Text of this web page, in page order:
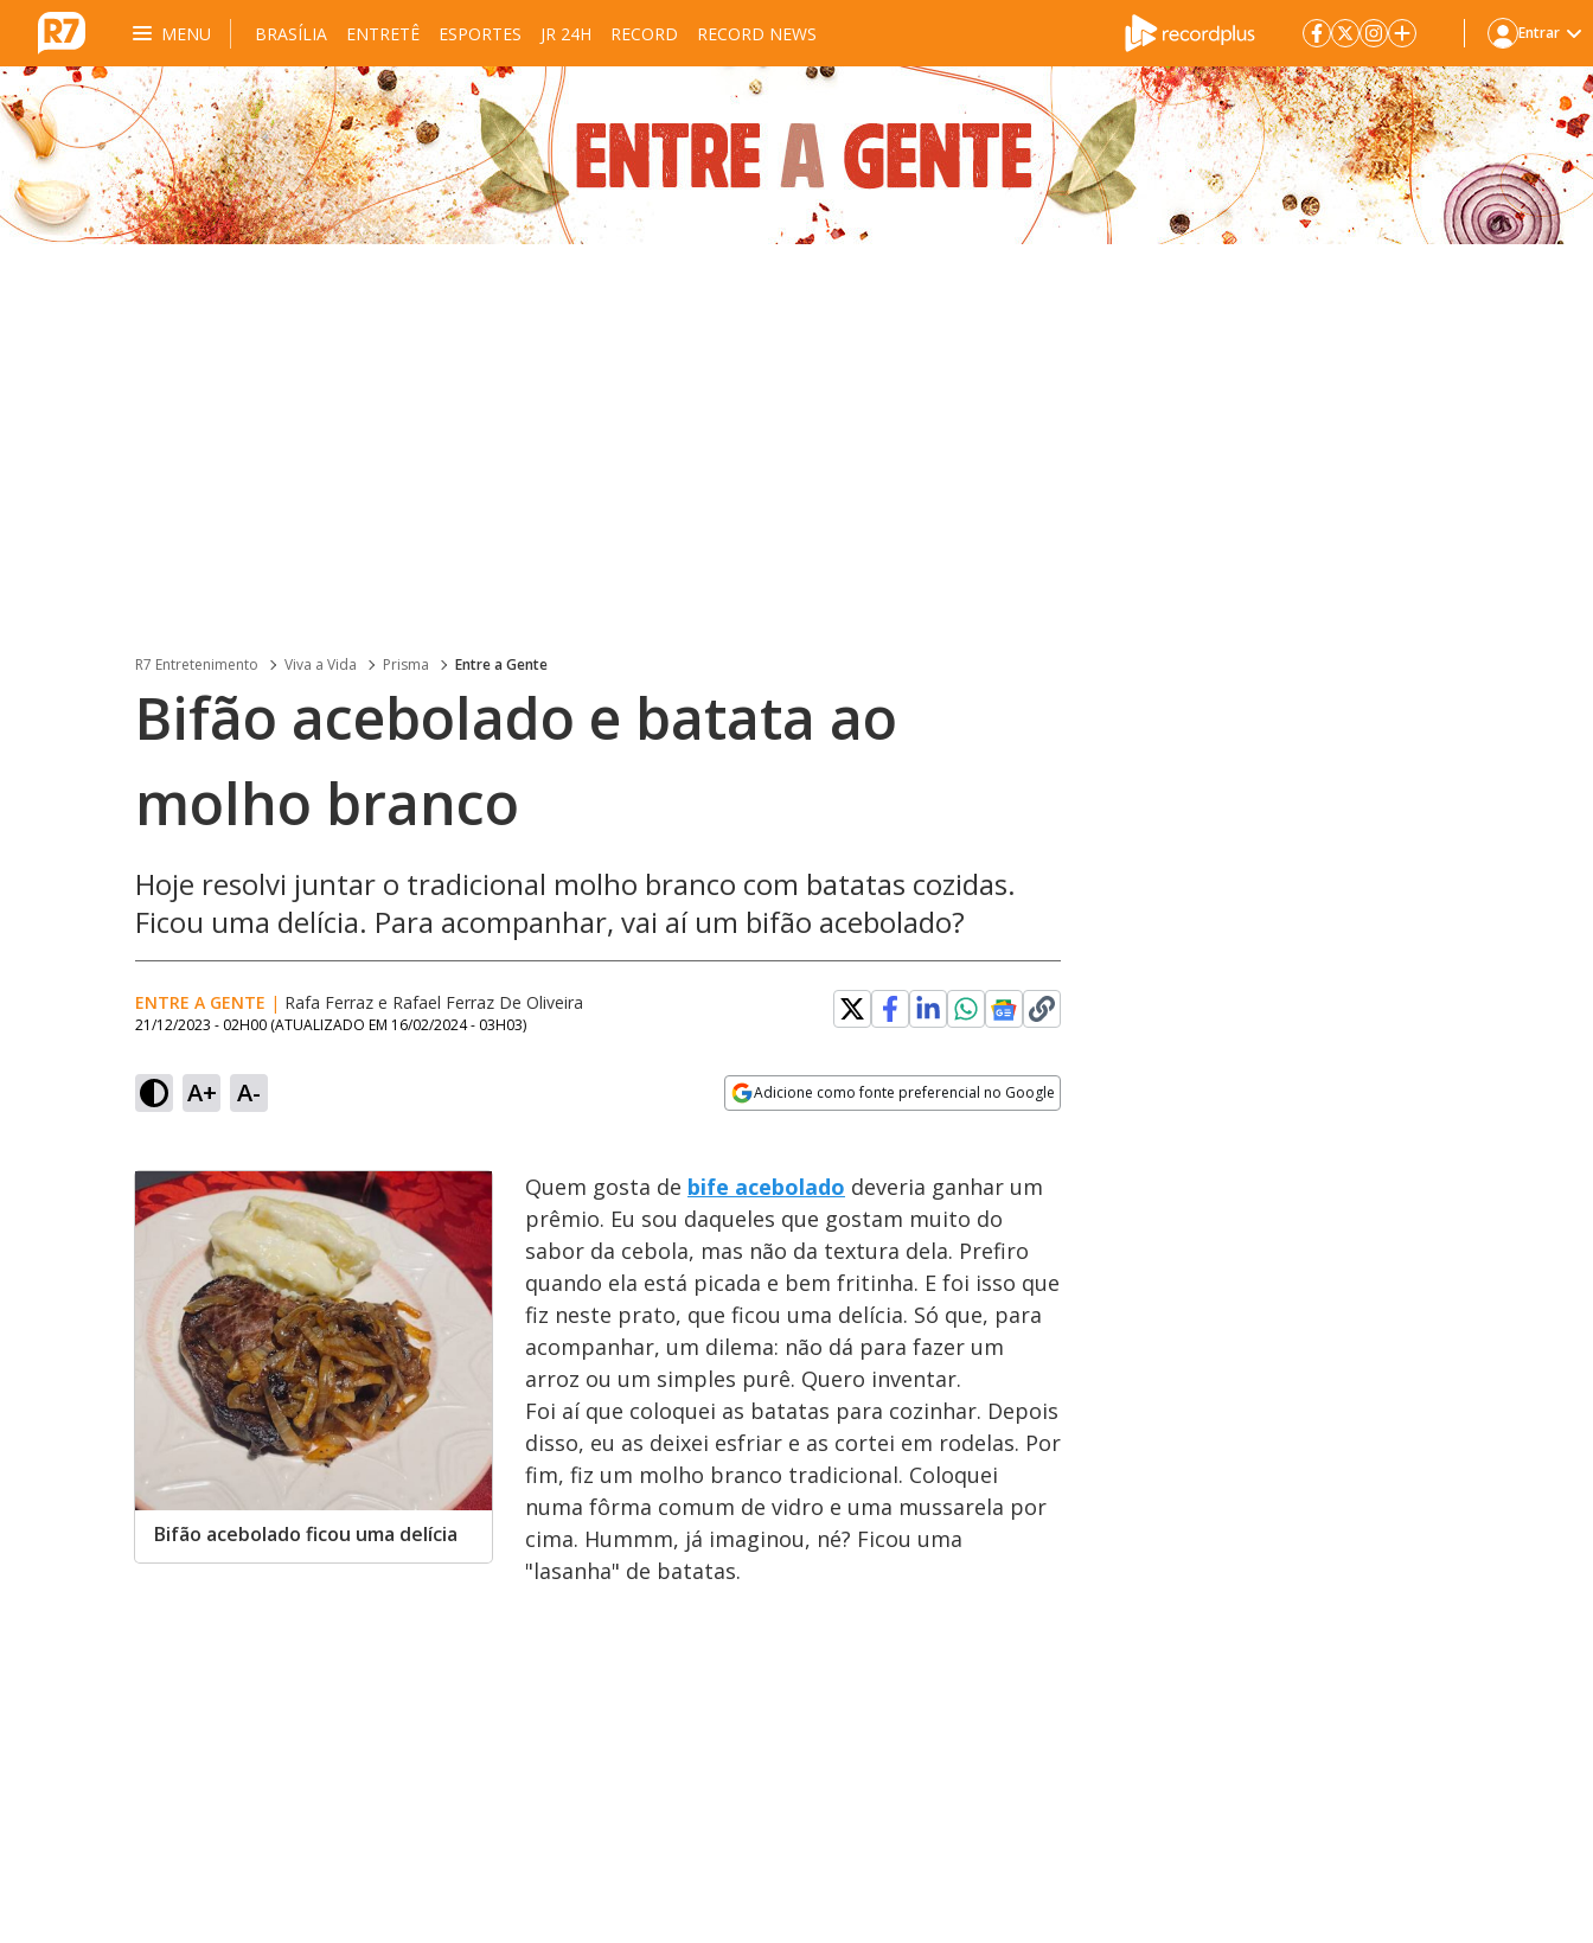
MENU BRASÍLIA ENTRETÊ ESPORTES JR 24H RECORD RECORD NEWS Entrar
R7 Entretenimento Viva a Vida Prisma Entre a Gente
Bifão acebolado e batata ao
molho branco
Hoje resolvi juntar o tradicional molho branco com batatas cozidas.
Ficou uma delícia. Para acompanhar, vai aí um bifão acebolado?
ENTRE A GENTE | Rafa Ferraz e Rafael Ferraz De Oliveira
21/12/2023 - 02H00 (ATUALIZADO EM 16/02/2024 - 03H03)
A+ A- Adicione como fonte preferencial no Google
Bifão acebolado ficou uma delícia
Quem gosta de bife acebolado deveria ganhar um
prêmio. Eu sou daqueles que gostam muito do
sabor da cebola, mas não da textura dela. Prefiro
quando ela está picada e bem fritinha. E foi isso que
fiz neste prato, que ficou uma delícia. Só que, para
acompanhar, um dilema: não dá para fazer um
arroz ou um simples purê. Quero inventar.
Foi aí que coloquei as batatas para cozinhar. Depois
disso, eu as deixei esfriar e as cortei em rodelas. Por
fim, fiz um molho branco tradicional. Coloquei
numa fôrma comum de vidro e uma mussarela por
cima. Hummm, já imaginou, né? Ficou uma
"lasanha" de batatas.